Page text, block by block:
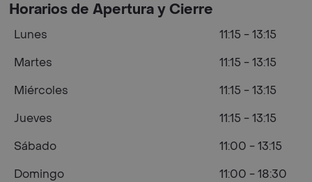
Horarios de Apertura y Cierre
Lunes
11:15 - 13:15
Martes
11:15 - 13:15
Miércoles
11:15 - 13:15
Jueves
11:15 - 13:15
Sábado
11:00 - 13:15
Domingo
11:00 - 18:30